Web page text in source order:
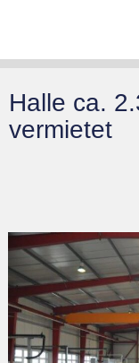
Halle ca.
vermietet